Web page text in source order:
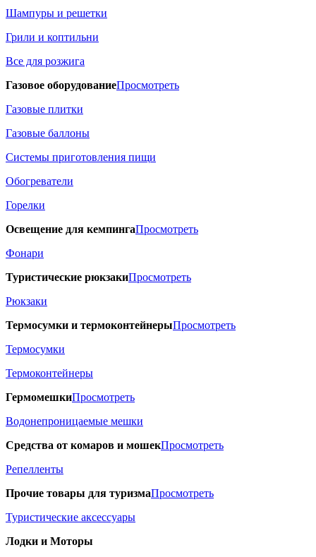
Шампуры и решетки
Грили и коптильни
Все для розжига
Газовое оборудованиеПросмотреть
Газовые плитки
Газовые баллоны
Системы приготовления пищи
Обогреватели
Горелки
Освещение для кемпингаПросмотреть
Фонари
Туристические рюкзакиПросмотреть
Рюкзаки
Термосумки и термоконтейнерыПросмотреть
Термосумки
Термоконтейнеры
ГермомешкиПросмотреть
Водонепроницаемые мешки
Средства от комаров и мошекПросмотреть
Репелленты
Прочие товары для туризмаПросмотреть
Туристические аксессуары
Лодки и Моторы